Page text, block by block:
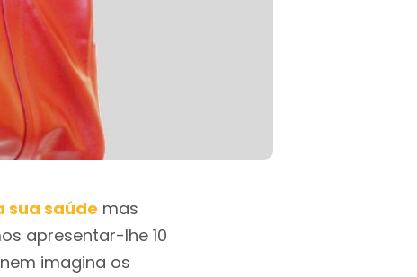
sua saúde mas
apresentar-lhe 10
imagina os